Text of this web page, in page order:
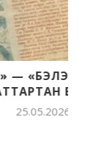
БАСТЫҤ